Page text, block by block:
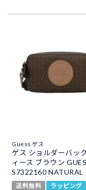
Guess ゲス
ゲス ショルダーバッ
ィース ブラウン
S7322160 NATURAL
送料無料
ラッピング